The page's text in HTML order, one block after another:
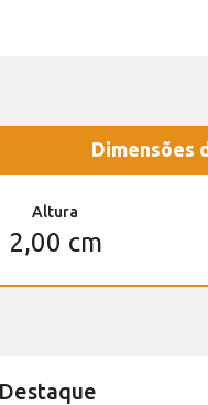
Dimensões
Altura
2,00 cm